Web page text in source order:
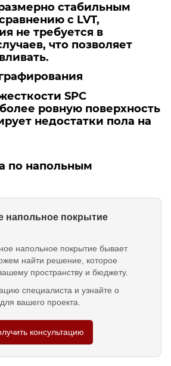
стабильным
с LVT,
не требуется в
что позволяет
SPC
ровную поверхность
недостатки пола на
по напольным
напольное покрытие
напольное покрытие бывает
найти решение, которое
пространству и бюджету.
специалиста и узнайте о
вашего проекта.
консультацию